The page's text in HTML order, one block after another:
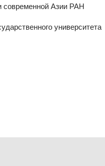
современной Азии РАН
университета